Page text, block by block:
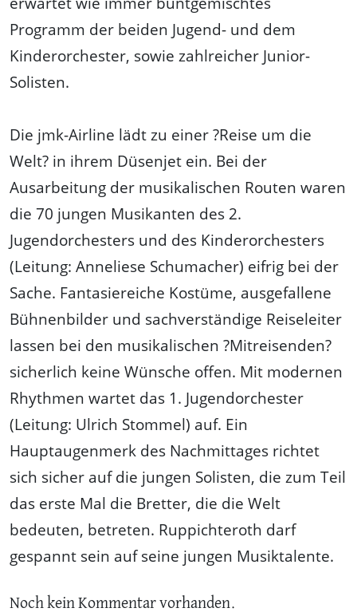
Programm der beiden Jugend- und dem
Kinderorchester, sowie zahlreicher Junior-
Solisten.
Die jmk-Airline lädt zu einer ?Reise um die
Welt? in ihrem Düsenjet ein. Bei der
Ausarbeitung der musikalischen Routen waren
die 70 jungen Musikanten des 2.
Jugendorchesters und des Kinderorchesters
(Leitung: Anneliese Schumacher) eifrig bei der
Sache. Fantasiereiche Kostüme, ausgefallene
Bühnenbilder und sachverständige Reiseleiter
lassen bei den musikalischen ?Mitreisenden?
sicherlich keine Wünsche offen. Mit modernen
Rhythmen wartet das 1. Jugendorchester
(Leitung: Ulrich Stommel) auf. Ein
Hauptaugenmerk des Nachmittages richtet
sich sicher auf die jungen Solisten, die zum Teil
das erste Mal die Bretter, die die Welt
bedeuten, betreten. Ruppichteroth darf
gespannt sein auf seine jungen Musiktalente.
Noch kein Kommentar vorhanden.